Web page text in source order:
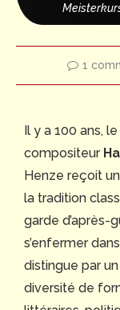
1
Il y a 100 ans,
compositeur
Henze reçoit
la tradition
garde d’après-
s’enfermer
distingue par
diversité de